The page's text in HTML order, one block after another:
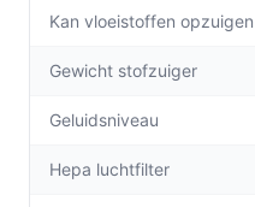
45 minuten op de
Gebruiksgemak:
moeilijk bereikbare
te stofzuigen.
Kan vloeistoffen opzuigen
Gewicht stofzuiger
Geluidsniveau
Hepa luchtfilter